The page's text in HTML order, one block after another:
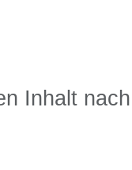
Inhalt